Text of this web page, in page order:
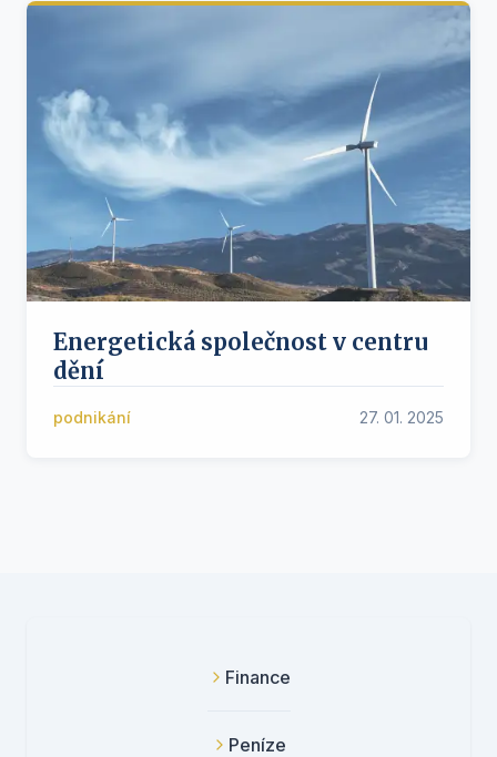
Energetická společnost v centru
dění
podnikání 27. 01. 2025
Finance
Peníze